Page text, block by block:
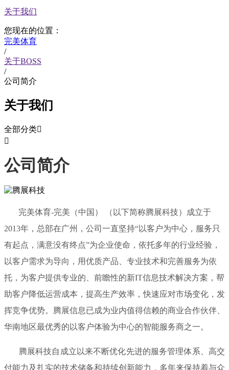
关于我们
您现在的位置：
完美体育
/
关于BOSS
/
公司简介
关于我们
全部分类

公司简介
完美体育-完美（中国） （以下简称腾展科技）成立于
2013年，总部在广州，公司一直坚持“以客户为中心，服务只
有起点，满意没有终点”为企业使命，依托多年的行业经验，
以客户需求为导向，用优质产品、专业技术和完善服务为依
托，为客户提供专业的、前瞻性的新IT信息技术解决方案，帮
助客户降低运营成本，提高生产效率，快速应对市场变化，发
挥竞争优势。腾展信息已成为业内值得信赖的商业合作伙伴、
华南地区最优秀的以客户体验为中心的智能服务商之一。
腾展科技自成立以来不断优化先进的服务管理体系、高交
付能力及扎实的技术储备和持续创新能力，多年来保持着与众